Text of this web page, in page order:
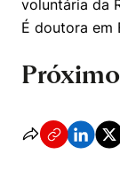
voluntária da
É doutora em